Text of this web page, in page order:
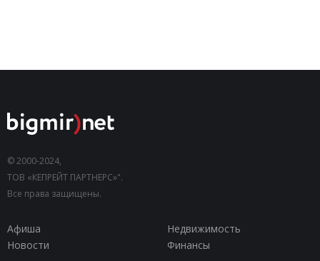
© 2000-2024,
ТОВ «КЕПРЕЙТ ПАРТНЕРС»".
Все права защищены.
Афиша
Недвижимость
Новости
Финансы